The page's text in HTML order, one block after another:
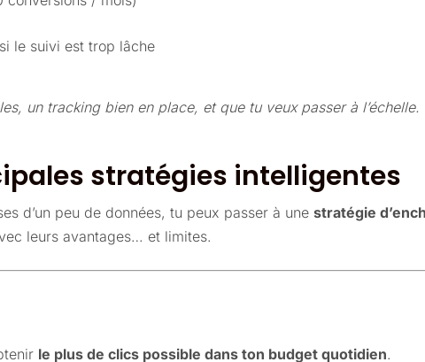
le suivi est trop lâche
un tracking bien en place, et que tu veux passer à l’échelle.
stratégies intelligentes
d’un peu de données, tu peux passer à unestratégie
leurs avantages… et limites.
le plus de clics possible dans ton budget quotidien.